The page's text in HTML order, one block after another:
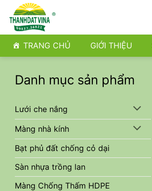
qua
dung TRANG CHỦ GIỚI THIỆU
Danh mục sản phẩm
Lưới che nắng
Màng nhà kính
Bạt phủ đất chống cỏ dại
Sàn nhựa trồng lan
Màng Chống Thấm HDPE